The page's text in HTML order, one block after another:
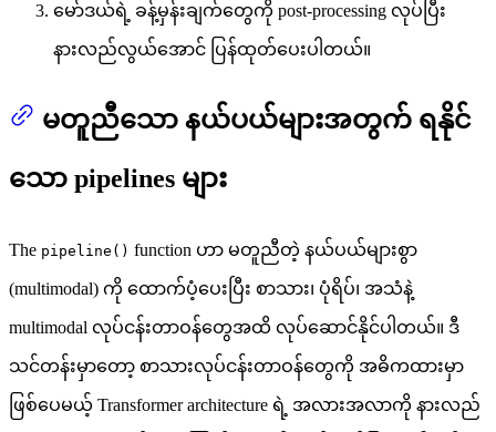
မော်ဒယ်ရဲ့ ခန့်မှန်းချက်တွေကို post-processing လုပ်ပြီး
နားလည်လွယ်အောင် ပြန်ထုတ်ပေးပါတယ်။
မတူညီသော နယ်ပယ်များအတွက် ရနိုင်
သော pipelines များ
The pipeline() function ဟာ မတူညီတဲ့ နယ်ပယ်များစွာ
(multimodal) ကို ထောက်ပံ့ပေးပြီး စာသား၊ ပုံရိပ်၊ အသံနဲ့
multimodal လုပ်ငန်းတာဝန်တွေအထိ လုပ်ဆောင်နိုင်ပါတယ်။ ဒီ
သင်တန်းမှာတော့ စာသားလုပ်ငန်းတာဝန်တွေကို အဓိကထားမှာ
ဖြစ်ပေမယ့် Transformer architecture ရဲ့ အလားအလာကို နားလည်